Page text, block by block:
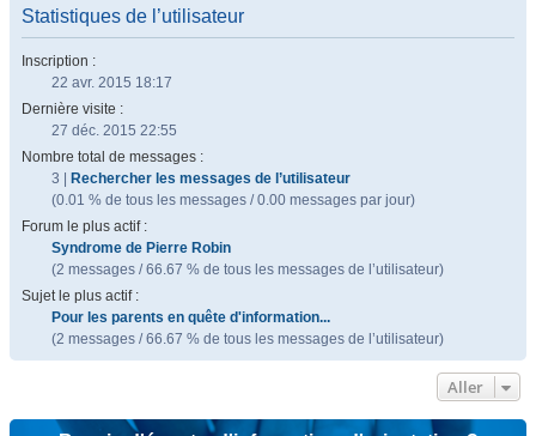
Statistiques de l’utilisateur
Inscription :
22 avr. 2015 18:17
Dernière visite :
27 déc. 2015 22:55
Nombre total de messages :
3 |
Rechercher les messages de l’utilisateur
(0.01 % de tous les messages / 0.00 messages par jour)
Forum le plus actif :
Syndrome de Pierre Robin
(2 messages / 66.67 % de tous les messages de l’utilisateur)
Sujet le plus actif :
Pour les parents en quête d'information...
(2 messages / 66.67 % de tous les messages de l’utilisateur)
Aller